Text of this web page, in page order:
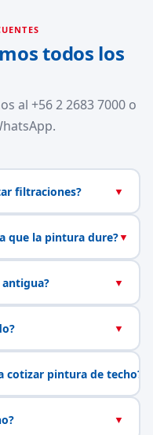
todos los
al +56 2 2683 7000 o
filtraciones? ▼
que la pintura dure?▼
▼
▼
cotizar pintura de techo?
▼